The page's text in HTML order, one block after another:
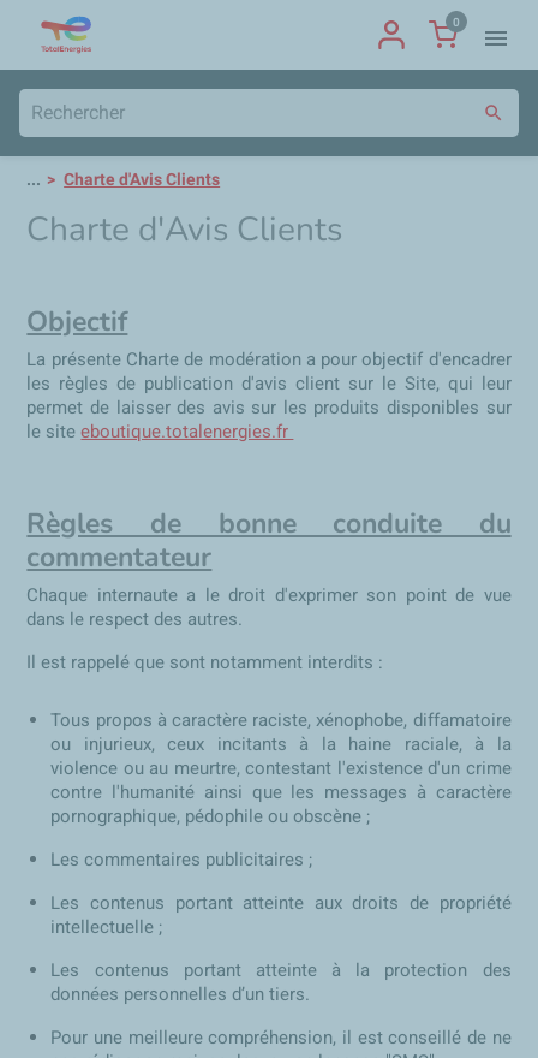
0
menu
search
... Charte d'Avis Clients
Charte d'Avis Clients
Objectif
La présente Charte de modération a pour objectif d'encadrer
les règles de publication d'avis client sur le Site, qui leur
permet de laisser des avis sur les produits disponibles sur
le siteeboutique.totalenergies.fr
Règles de bonne conduite du
commentateur
Chaque internaute a le droit d'exprimer son point de vue
dans le respect des autres.
Il est rappelé que sont notamment interdits :
Tous propos à caractère raciste, xénophobe, diffamatoire
ou injurieux, ceux incitants à la haine raciale, à la
violence ou au meurtre, contestant l'existence d'un crime
contre l'humanité ainsi que les messages à caractère
pornographique, pédophile ou obscène ;
Les commentaires publicitaires ;
Les contenus portant atteinte aux droits de propriété
intellectuelle ;
Les contenus portant atteinte à la protection des
données personnelles d’un tiers.
Pour une meilleure compréhension, il est conseillé de ne